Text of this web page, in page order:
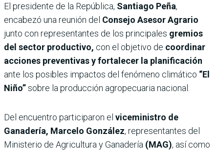
El presidente de la República, Santiago Peña,
encabezó una reunión del Consejo Asesor Agrario
junto con representantes de los principales gremios
del sector productivo, con el objetivo de coordinar
acciones preventivas y fortalecer la planificación
ante los posibles impactos del fenómeno climático “El
Niño”sobre la producción agropecuaria nacional.
Del encuentro participaron el viceministro de
Ganadería, Marcelo González, representantes del
Ministerio de Agricultura y Ganadería (MAG), así como